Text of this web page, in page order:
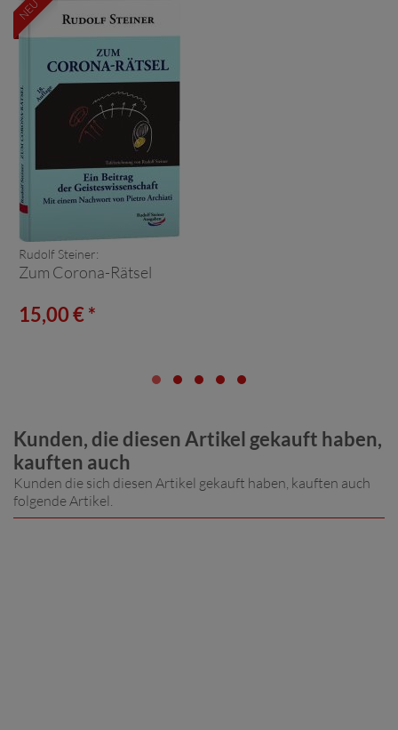
NEU
Rudolf Steiner:
Zum Corona-Rätsel
15,00 € *
Kunden, die diesen Artikel gekauft haben,
kauften auch
Kunden die sich diesen Artikel gekauft haben, kauften auch
folgende Artikel.